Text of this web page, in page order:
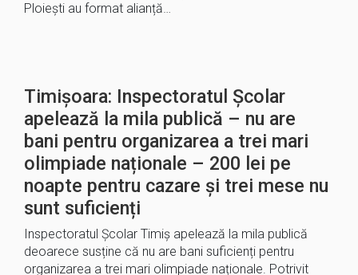
Ploiești au format alianță…
Timișoara: Inspectoratul Școlar
apelează la mila publică – nu are
bani pentru organizarea a trei mari
olimpiade naționale – 200 lei pe
noapte pentru cazare și trei mese nu
sunt suficienți
Inspectoratul Școlar Timiș apelează la mila publică
deoarece susține că nu are bani suficienți pentru
organizarea a trei mari olimpiade naționale. Potrivit